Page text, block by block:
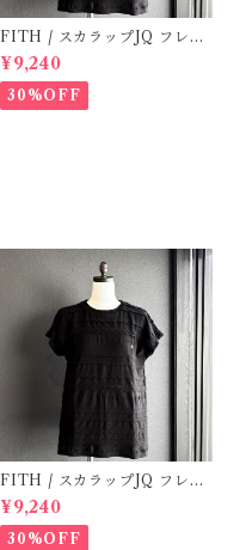
FITH / スカラップJQ フレン
チスリーブTシャツ (Black) /
Size 1・2
¥9,240
30%OFF
FITH / スカラップJQ フレン
チスリーブTシャツ (Black) /
Size 1・2
¥9,240
30%OFF